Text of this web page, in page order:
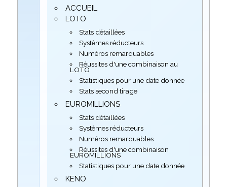
ACCUEIL
LOTO
Stats détaillées
Systèmes réducteurs
Numéros remarquables
Réussites d'une combinaison au
LOTO
Statistiques pour une date donnée
Stats second tirage
EUROMILLIONS
Stats détaillées
Systèmes réducteurs
Numéros remarquables
Réussites d'une combinaison
EUROMILLIONS
Statistiques pour une date donnée
KENO